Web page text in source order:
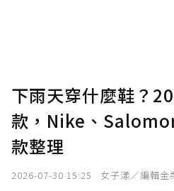
下雨天穿什麼鞋？
款，Nike、
款整理
2026-07-30 15:25 女子漾／編輯金